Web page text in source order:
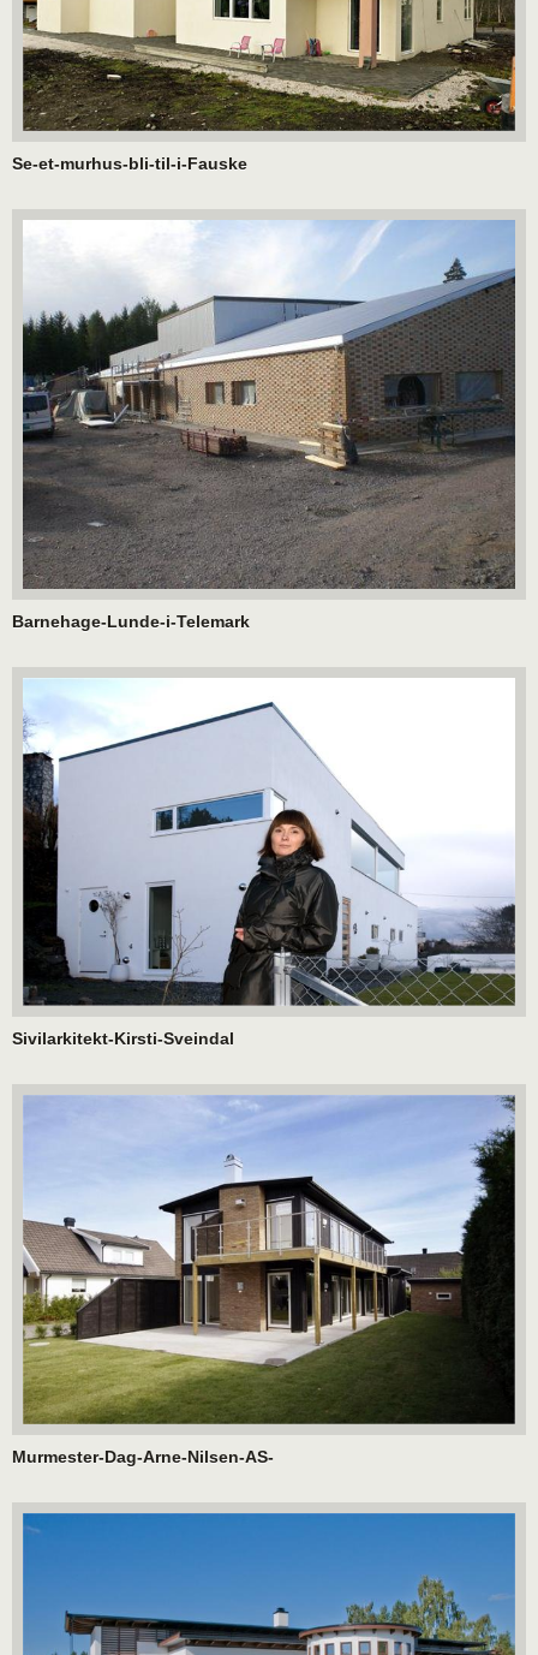
Se-et-murhus-bli-til-i-Fauske
Barnehage-Lunde-i-Telemark
Sivilarkitekt-Kirsti-Sveindal
Murmester-Dag-Arne-Nilsen-AS-